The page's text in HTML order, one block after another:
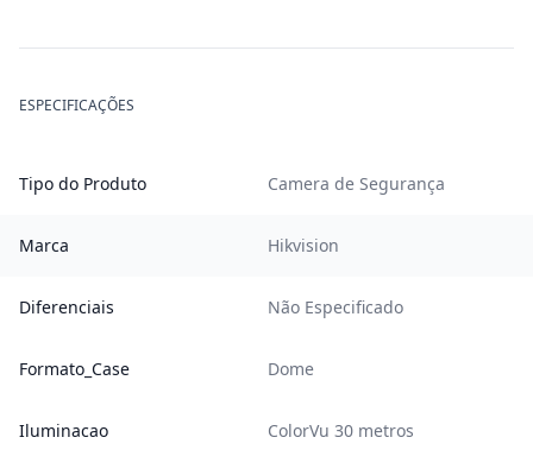
ESPECIFICAÇÕES
Tipo do Produto Camera de Segurança
Marca Hikvision
Diferenciais Não Especificado
Formato_Case Dome
Iluminacao ColorVu 30 metros